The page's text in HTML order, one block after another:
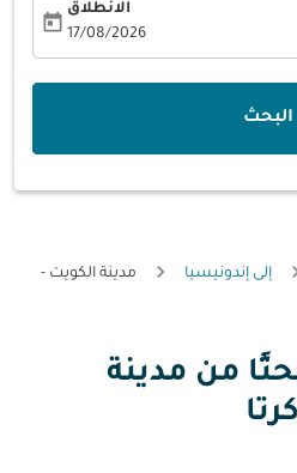
الانطلاق
17/08/2026
today
البحث
إلى إندونيسيا
مدينة الكويت -
بحثًا من مدينة